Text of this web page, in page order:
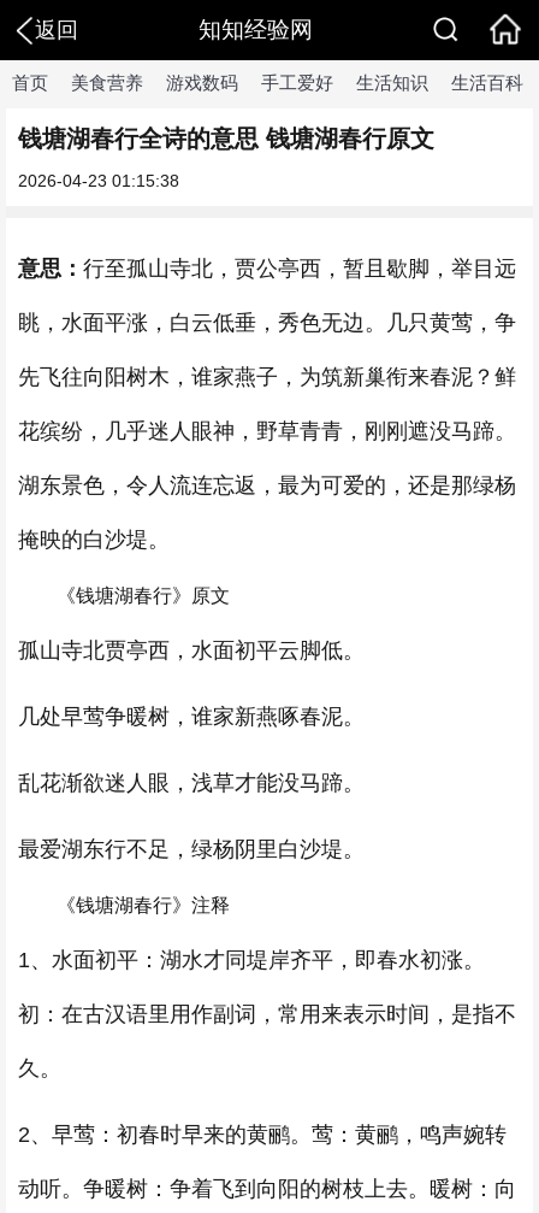
返回 知知经验网
首页 美食营养 游戏数码 手工爱好 生活知识 生活百科
钱塘湖春行全诗的意思 钱塘湖春行原文
2026-04-23 01:15:38
意思： 行至孤山寺北，贾公亭西，暂且歇脚，举目远
眺，水面平涨，白云低垂，秀色无边。几只黄莺，争
先飞往向阳树木，谁家燕子，为筑新巢衔来春泥？鲜
花缤纷，几乎迷人眼神，野草青青，刚刚遮没马蹄。
湖东景色，令人流连忘返，最为可爱的，还是那绿杨
掩映的白沙堤。
《钱塘湖春行》原文
孤山寺北贾亭西，水面初平云脚低。
几处早莺争暖树，谁家新燕啄春泥。
乱花渐欲迷人眼，浅草才能没马蹄。
最爱湖东行不足，绿杨阴里白沙堤。
《钱塘湖春行》注释
1、水面初平：湖水才同堤岸齐平，即春水初涨。
初：在古汉语里用作副词，常用来表示时间，是指不
久。
2、早莺：初春时早来的黄鹂。莺：黄鹂，鸣声婉转
动听。争暖树：争着飞到向阳的树枝上去。暖树：向